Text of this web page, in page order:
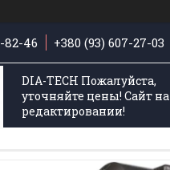
82-46 +380 (93) 607-27-03
DIA-TECH Пожалуйста,
уточняйте цены! Сайт на
редактировании!